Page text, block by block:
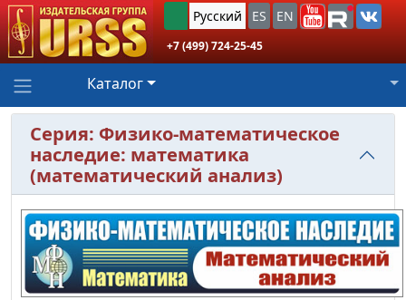
Русский ES EN
+7 (499) 724-25-45
Каталог
Серия: Физико-математическое
наследие: математика
(математический анализ)